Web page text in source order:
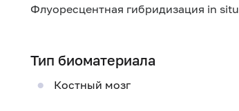
Флуоресцентная гибридизация in situ
Тип биоматериала
Костный мозг